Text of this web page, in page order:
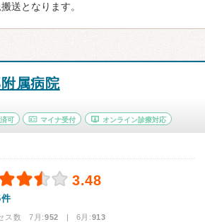
送となります。
属病院
可 マイナ受付 オンライン診療対応
3.48
ス数 7月:952 | 6月:913